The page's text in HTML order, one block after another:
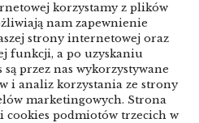
korzystamy z plików
nam zapewnienie
strony internetowej oraz
funkcji, a po uzyskaniu
przez nas wykorzystywane
i analiz korzystania ze strony
marketingowych. Strona
podmiotów trzecich w